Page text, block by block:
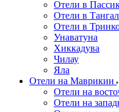
Отели в
Отели в
Отели в
Унаватуна
Хиккадува
Чилау
Яла
Отели на Маврикии
Отели на
Отели на